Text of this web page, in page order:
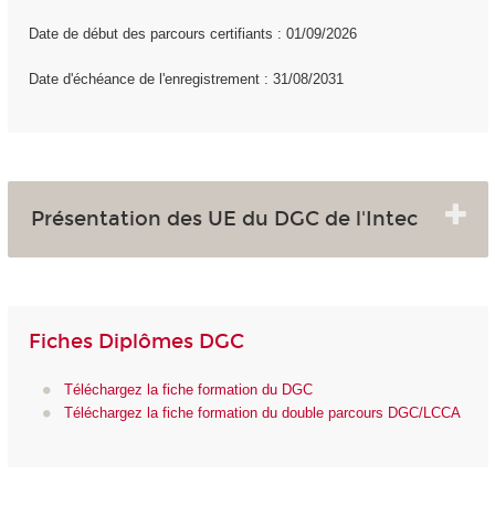
Date de début des parcours certifiants : 01/09/2026
Date d'échéance de l'enregistrement : 31/08/2031
Présentation des UE du DGC de l'Intec
Fiches Diplômes DGC
Téléchargez la fiche formation du DGC
Téléchargez la fiche formation du double parcours DGC/LCCA